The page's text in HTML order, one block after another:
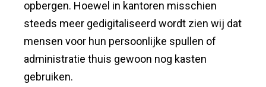
opbergen. Hoewel in kantoren misschien
steeds meer gedigitaliseerd wordt zien wij dat
mensen voor hun persoonlijke spullen of
administratie thuis gewoon nog kasten
gebruiken.